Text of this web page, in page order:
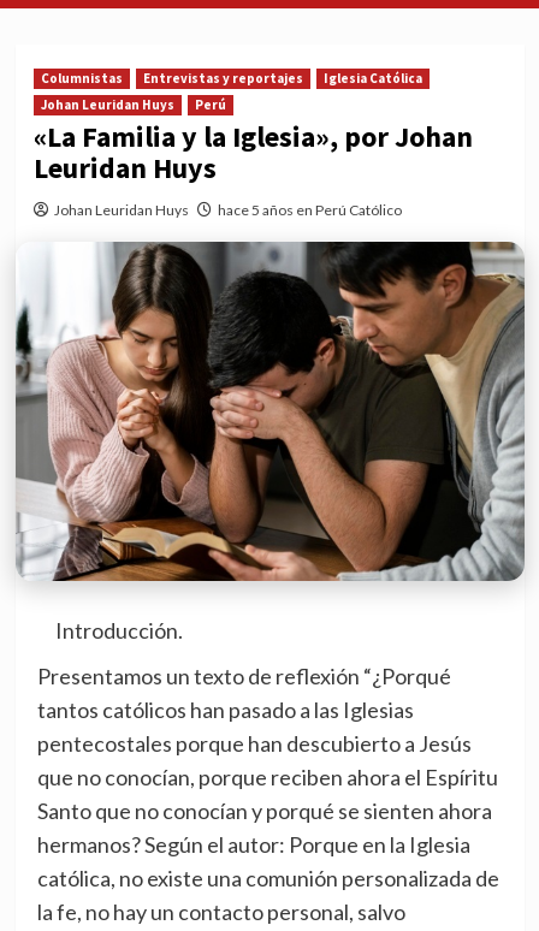
Columnistas Entrevistas y reportajes
Iglesia Católica
Johan Leuridan Huys
Perú
«La Familia y la Iglesia», por Johan
Leuridan Huys
Johan Leuridan Huys hace 5 años en Perú Católico
Introducción.
Presentamos un texto de reflexión “¿Porqué
tantos católicos han pasado a las Iglesias
pentecostales porque han descubierto a Jesús
que no conocían, porque reciben ahora el Espíritu
Santo que no conocían y porqué se sienten ahora
hermanos? Según el autor: Porque en la Iglesia
católica, no existe una comunión personalizada de
la fe, no hay un contacto personal, salvo